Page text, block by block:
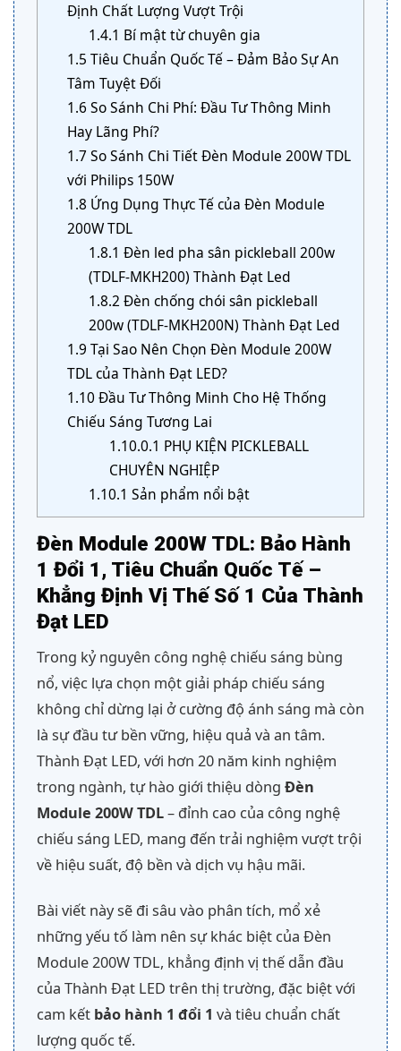
Định Chất Lượng Vượt Trội
1.4.1 Bí mật từ chuyên gia
1.5 Tiêu Chuẩn Quốc Tế – Đảm Bảo Sự An
Tâm Tuyệt Đối
1.6 So Sánh Chi Phí: Đầu Tư Thông Minh
Hay Lãng Phí?
1.7So Sánh Chi Tiết Đèn Module 200W TDL
với Philips 150W
1.8 Ứng Dụng Thực Tế của Đèn Module
200W TDL
1.8.1 Đèn led pha sân pickleball 200w
(TDLF-MKH200) Thành Đạt Led
1.8.2 Đèn chống chói sân pickleball
200w (TDLF-MKH200N) Thành Đạt Led
1.9 Tại Sao Nên Chọn Đèn Module 200W
TDL của Thành Đạt LED?
1.10 Đầu Tư Thông Minh Cho Hệ Thống
Chiếu Sáng Tương Lai
1.10.0.1 PHỤ KIỆN PICKLEBALL
CHUYÊN NGHIỆP
1.10.1 Sản phẩm nổi bật
Đèn Module 200W TDL: Bảo Hành
1 Đổi 1, Tiêu Chuẩn Quốc Tế –
Khẳng Định Vị Thế Số 1 Của Thành
Đạt LED
Trong kỷ nguyên công nghệ chiếu sáng bùng
nổ, việc lựa chọn một giải pháp chiếu sáng
không chỉ dừng lại ở cường độ ánh sáng mà còn
là sự đầu tư bền vững, hiệu quả và an tâm.
Thành Đạt LED, với hơn 20 năm kinh nghiệm
trong ngành, tự hào giới thiệu dòng Đèn
Module 200W TDL– đỉnh cao của công nghệ
chiếu sáng LED, mang đến trải nghiệm vượt trội
về hiệu suất, độ bền và dịch vụ hậu mãi.
Bài viết này sẽ đi sâu vào phân tích, mổ xẻ
những yếu tố làm nên sự khác biệt của Đèn
Module 200W TDL, khẳng định vị thế dẫn đầu
của Thành Đạt LED trên thị trường, đặc biệt với
cam kết bảo hành 1 đổi 1 và tiêu chuẩn chất
lượng quốc tế.